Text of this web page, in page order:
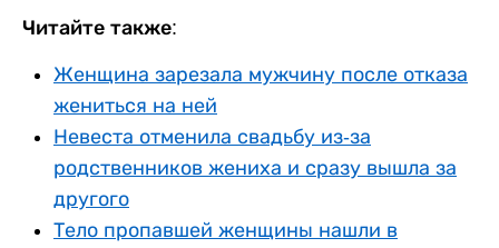
Читайте также:
Женщина зарезала мужчину после отказа
жениться на ней
Невеста отменила свадьбу из-за
родственников жениха и сразу вышла за
другого
Тело пропавшей женщины нашли в